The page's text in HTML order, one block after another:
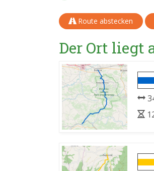
Route abstecken
Der Ort liegt